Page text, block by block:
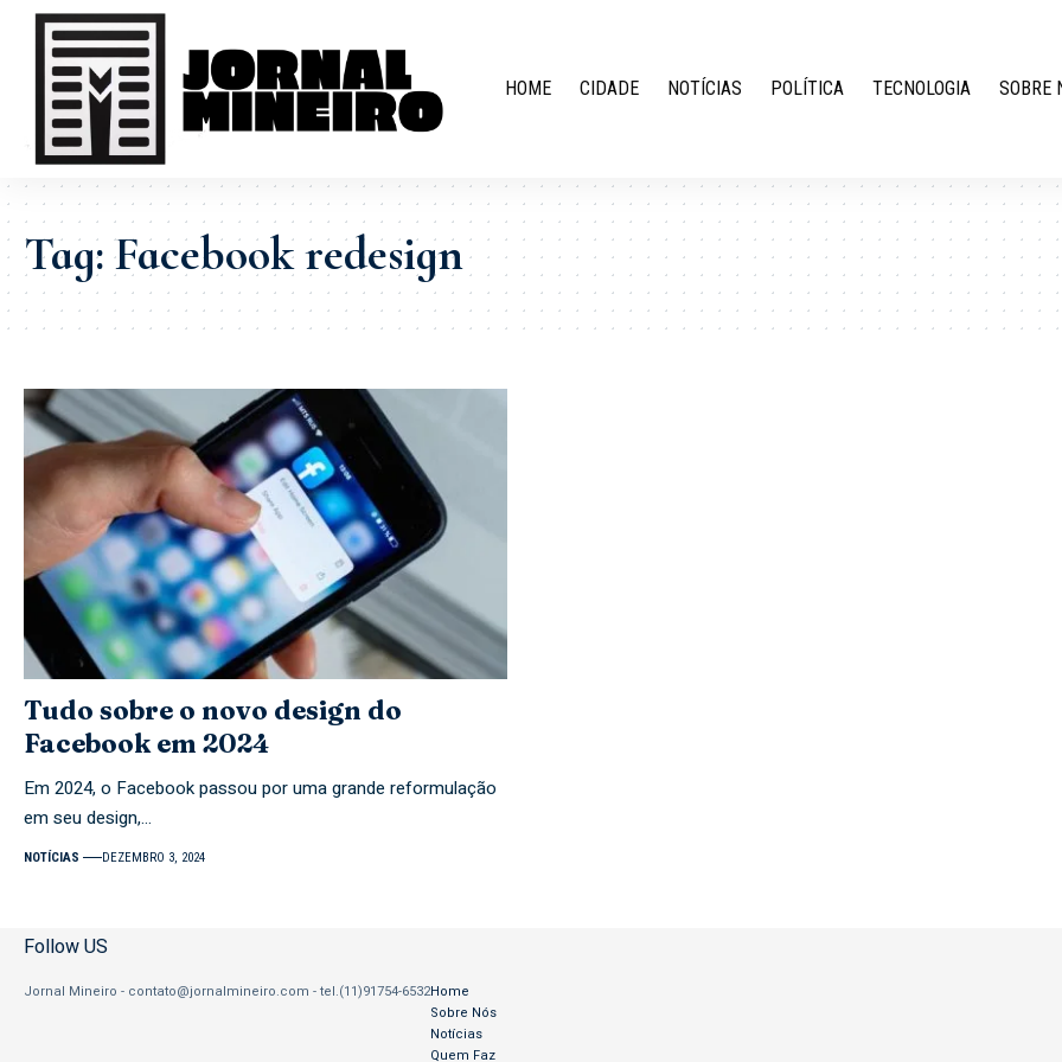
HOME CIDADE NOTÍCIAS POLÍTICA TECNOLOGIA SOBRE
Tag:Facebook redesign
Tudo sobre o novo design do
Facebook em 2024
Em 2024, o Facebook passou por uma grande reformulação
em seu design,…
NOTÍCIAS DEZEMBRO 3, 2024
Follow US
Jornal Mineiro - contato@jornalmineiro.com - tel.(11)91754-6532Home
Sobre Nós
Notícias
Quem Faz